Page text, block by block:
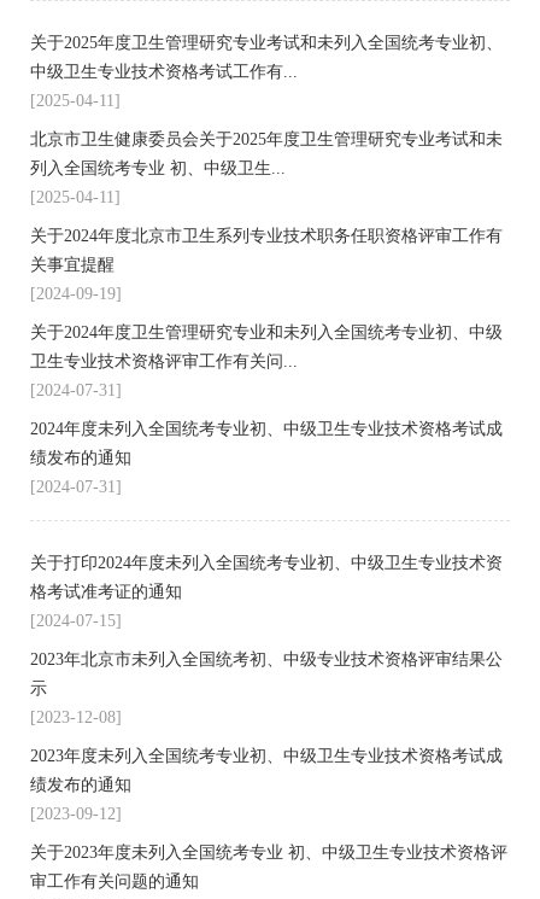
[2025-04-11]
关于2025年度卫生管理研究专业考试和未列入全国统考专业初、
中级卫生专业技术资格考试工作有...
[2025-04-11]
北京市卫生健康委员会关于2025年度卫生管理研究专业考试和未
列入全国统考专业 初、中级卫生...
[2024-09-19]
关于2024年度北京市卫生系列专业技术职务任职资格评审工作有
关事宜提醒
[2024-07-31]
关于2024年度卫生管理研究专业和未列入全国统考专业初、中级
卫生专业技术资格评审工作有关问...
[2024-07-31]
2024年度未列入全国统考专业初、中级卫生专业技术资格考试成
绩发布的通知
[2024-07-15]
关于打印2024年度未列入全国统考专业初、中级卫生专业技术资
格考试准考证的通知
[2023-12-08]
2023年北京市未列入全国统考初、中级专业技术资格评审结果公
示
[2023-09-12]
2023年度未列入全国统考专业初、中级卫生专业技术资格考试成
绩发布的通知
关于2023年度未列入全国统考专业 初、中级卫生专业技术资格评
审工作有关问题的通知